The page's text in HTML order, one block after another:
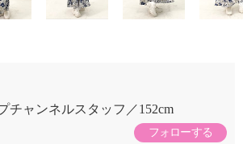
チャンネルスタッフ
152cm
フォローする